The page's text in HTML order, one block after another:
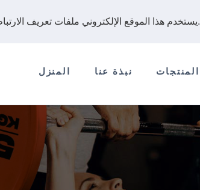
يستخدم هذا الموقع الإلكتروني ملفات تعريف الارتباط لضمان حصولك على أفضل تجربة على موقعنا الإلكتروني.
المنزل نبذة عنا المنتجات